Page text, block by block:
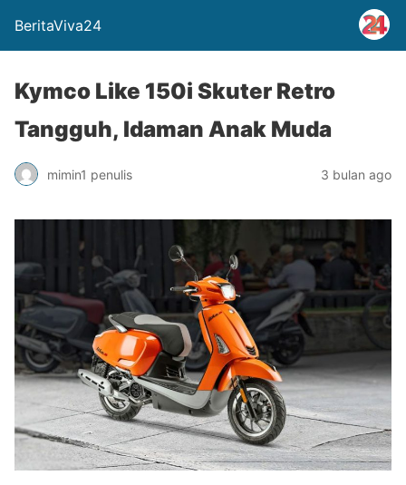
BeritaViva24
Kymco Like 150i Skuter Retro
Tangguh, Idaman Anak Muda
mimin1 penulis 3 bulan ago